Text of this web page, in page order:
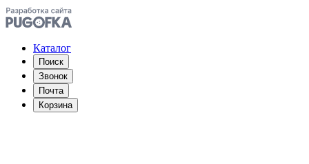
Каталог
Поиск
Звонок
Почта
Корзина